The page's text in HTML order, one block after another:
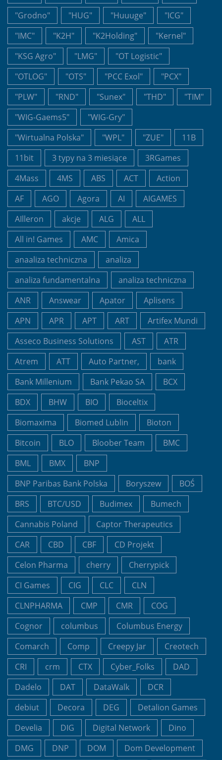
"Grodno"
"HUG" "Huuuge"
"ICG"
"IMC"
"K2H" "K2Holding"
"Kernel"
"KSG Agro"
"LMG"
"OT Logistic"
"OTLOG"
"OTS" "PCC Exol"
"PCX"
"PLW"
"RND" "Sunex" "THD"
"TIM"
"WIG-Gaems5"
"WIG-Gry"
"Wirtualna Polska"
"WPL" "ZUE"
11B
11bit
3 typy na 3 miesiące
3RGames
4Mass
4MS ABS ACT
Action
AF
AGO Agora AI
AIGAMES
AIlleron
akcje ALG
ALL
All in! Games
AMC
Amica
anaaliza techniczna
analiza
analiza fundamentalna
analiza techniczna
ANR
Answear Apator
Aplisens
APN
APR APT ART
Artifex Mundi
Asseco Business Solutions
AST
ATR
Atrem
ATT Auto Partner,
bank
Bank Millenium
Bank Pekao SA
BCX
BDX
BHW BIO
Bioceltix
Biomaxima
Biomed Lublin
Bioton
Bitcoin
BLO Bloober Team
BMC
BML
BMX
BNP
BNP Paribas Bank Polska
Boryszew
BOŚ
BRS
BTC/USD Budimex
Bumech
Cannabis Poland
Captor Therapeutics
CAR
CBD CBF
CD Projekt
Celon Pharma
cherry
Cherrypick
CI Games
CIG CLC
CLN
CLNPHARMA
CMP CMR
COG
Cognor
columbus
Columbus Energy
Comarch
Comp Creepy Jar
Creotech
CRI
crm CTX Cyber_Folks
DAD
Dadelo
DAT DataWalk
DCR
debiut
Decora DEG
Detalion Games
Develia
DIG Digital Network
Dino
DMG
DNP DOM
Dom Development